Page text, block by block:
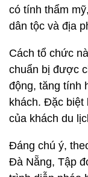
có tính thẩm
dân tộc và địa
Cách tổ chức
chuẩn bị được
động, tăng tính
khách. Đặc
của khách du
Đáng chú ý,
Đà Nẵng, Tập